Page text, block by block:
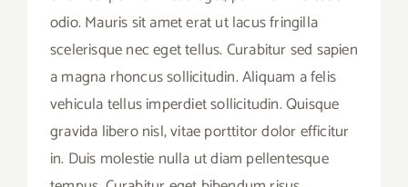
odio. Mauris sit amet erat ut lacus fringilla
scelerisque nec eget tellus. Curabitur sed sapien
a magna rhoncus sollicitudin. Aliquam a felis
vehicula tellus imperdiet sollicitudin. Quisque
gravida libero nisl, vitae porttitor dolor efficitur
in. Duis molestie nulla ut diam pellentesque